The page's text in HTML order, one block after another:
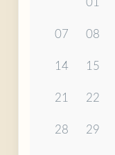
07 08
14 15
21 22
28 29